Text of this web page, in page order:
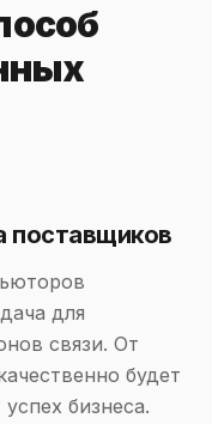
поставщиков
для
связи. От
будет
бизнеса.